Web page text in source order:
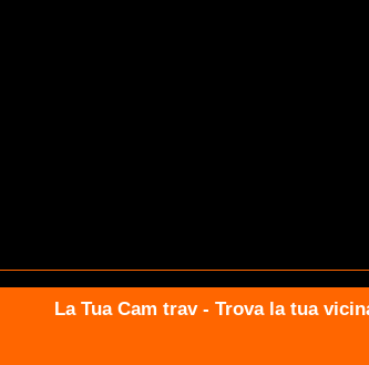
La Tua Cam trav - Trova la tua